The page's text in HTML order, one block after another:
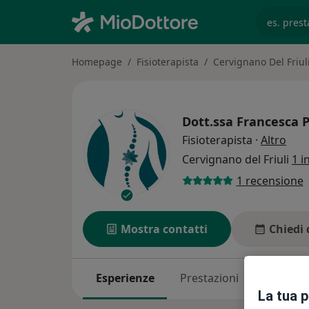
Homepage Fisioterapista Cervignano Del Friuli
Dott.ssa Francesca
Fisioterapista · Altro
Cervignano del Friuli 1
1 recensione
Mostra contatti Chiedi
Esperienze Prestazioni
La tua